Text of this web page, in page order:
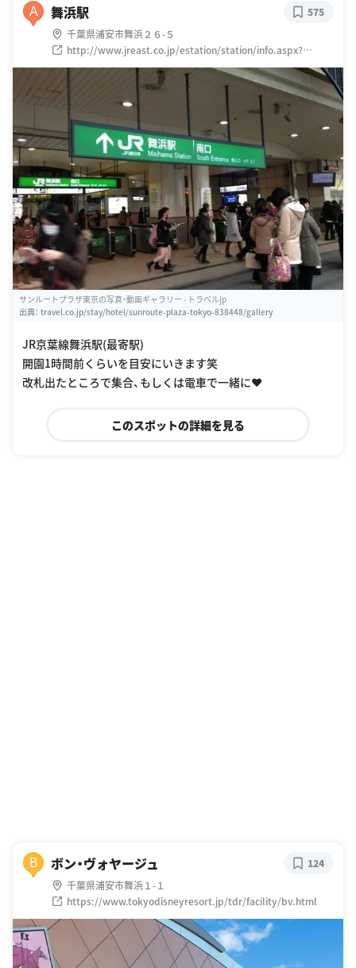
A 舞浜駅
千葉県浦安市舞浜２６-５
http://www.jreast.co.jp/estation/station/info.aspx?
StationCD=1414
575
サンルートプラザ東京の写真・動画ギャラリー - トラベルjp
出典： travel.co.jp/stay/hotel/sunroute-plaza-tokyo-838448/gallery
JR京葉線舞浜駅(最寄駅)
開園1時間前くらいを目安にいきます笑
改札出たところで集合、もしくは電車で一緒に❤︎
このスポットの詳細を見る
B ボン・ヴォヤージュ
千葉県浦安市舞浜１-１
https://www.tokyodisneyresort.jp/tdr/facility/bv.html
124